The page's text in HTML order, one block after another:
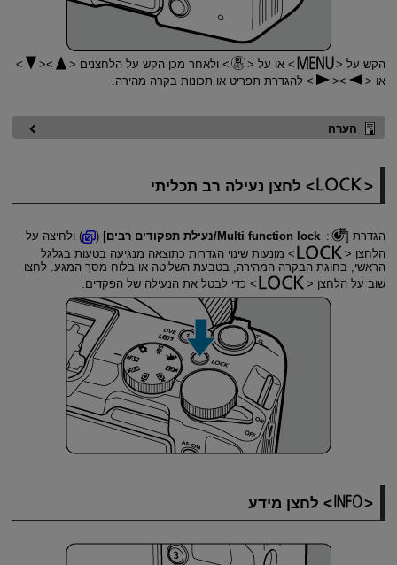
הקש על או על
ולאחר מכן הקש על הלחצנים
או
להגדרת תפריט או תכונות בקרה מהירה.
הערה
לחצן נעילה רב תכליתי
הגדרת [ : Multi function lock/נעילת תפקודים רבים ] (
) ולחיצה על
הלחצן
מונעות שינוי הגדרות כתוצאה מנגיעה בטעות בגלגל
הראשי, בחוגת הבקרה המהירה, בטבעת השליטה או בלוח מסך המגע. לחצו
שוב על הלחצן
כדי לבטל את הנעילה של הפקדים.
לחצן מידע